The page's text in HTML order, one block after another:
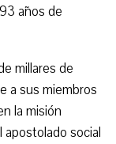
años de
millares de
a sus miembros
la misión
apostolado social